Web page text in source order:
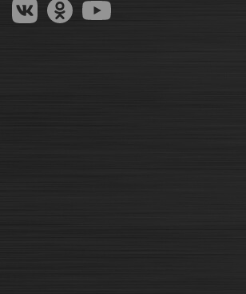
ТЦ АВТОМОЛЛ
Оптовые поставки